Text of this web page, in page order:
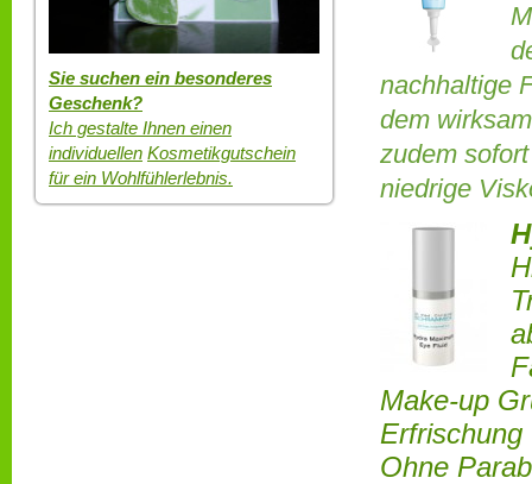
Sie suchen ein besonderes
Geschenk?
Ich gestalte Ihnen einen
individuellen Kosmetikgutschein
für ein Wohlfühlerlebnis.
nachhaltige
dem
zudem
niedrige
Make-up
Erfrischung
Ohne